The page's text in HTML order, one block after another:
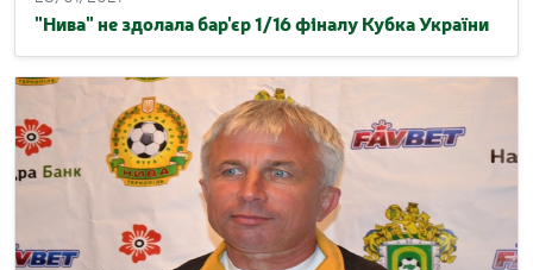
"Нива" не здолала бар'єр 1/16 фіналу Кубка України